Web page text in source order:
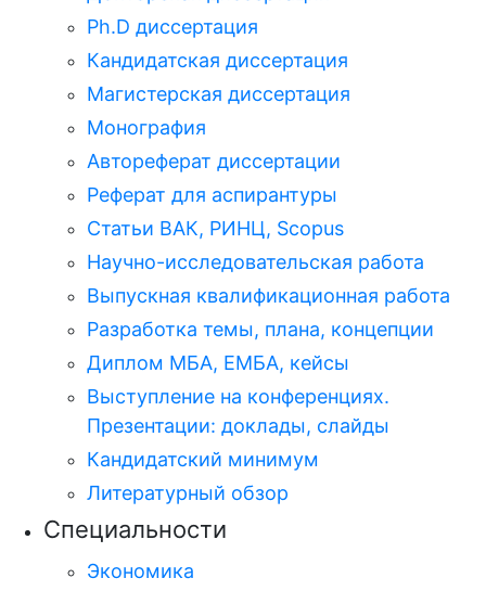
Ph.D диссертация
Кандидатская диссертация
Магистерская диссертация
Монография
Автореферат диссертации
Реферат для аспирантуры
Статьи ВАК, РИНЦ, Scopus
Научно-исследовательская работа
Выпускная квалификационная работа
Разработка темы, плана, концепции
Диплом МБА, ЕМБА, кейсы
Выступление на конференциях.
Презентации: доклады, слайды
Кандидатский минимум
Литературный обзор
Специальности
Экономика